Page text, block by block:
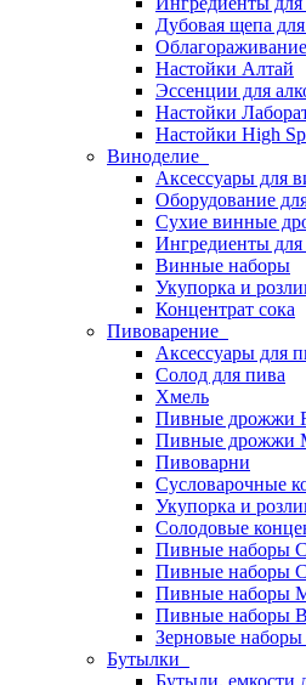
Дубовая щепа
Настойки Алтай
Эссенции для
Настойки
Настойки High
Виноделие
Аксессуары для
Оборудование
Сухие винные
Ингредиенты для
Винные наборы
Укупорка и
Концентрат сока
Пивоварение
Аксессуары для
Солод для пива
Хмель
Пивные дрожжи
Пивные дрожжи
Пивоварни
Сусловарочные
Укупорка и
Солодовые
Пивные наборы
Пивные наборы
Пивные наборы
Пивные наборы
Зерновые наборы
Бутылки
Бутыли, емкости